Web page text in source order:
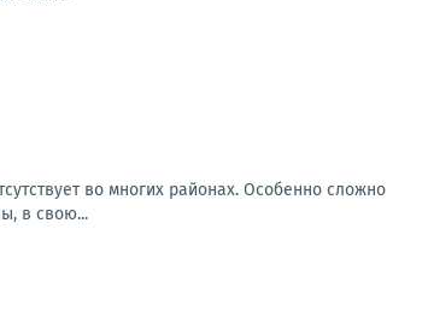
во многих районах. Особенно сложно
в свою...